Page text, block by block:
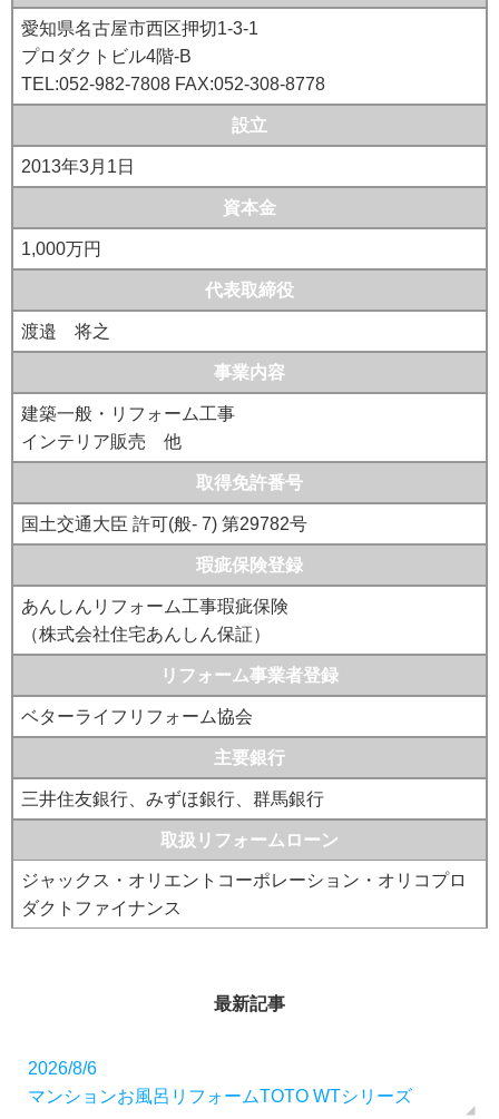
愛知県名古屋市西区押切1-3-1
プロダクトビル4階-B
TEL:052-982-7808 FAX:052-308-8778
設立
2013年3月1日
資本金
1,000万円
代表取締役
渡邉 将之
事業内容
建築一般・リフォーム工事
インテリア販売 他
取得免許番号
国土交通大臣 許可(般- 7) 第29782号
瑕疵保険登録
あんしんリフォーム工事瑕疵保険
（株式会社住宅あんしん保証）
リフォーム事業者登録
ベターライフリフォーム協会
主要銀行
三井住友銀行、みずほ銀行、群馬銀行
取扱リフォームローン
ジャックス・オリエントコーポレーション・オリコプロ
ダクトファイナンス
最新記事
2026/8/6
マンションお風呂リフォームTOTO WTシリーズ